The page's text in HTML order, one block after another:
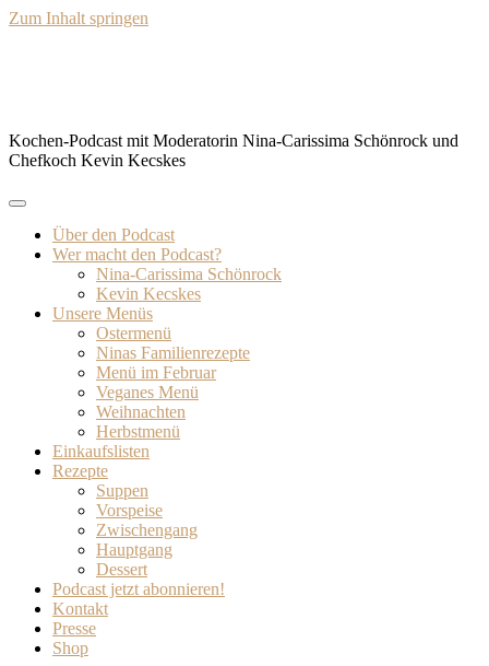
Zum Inhalt springen
Kochen-Podcast mit Moderatorin Nina-Carissima Schönrock und
Chefkoch Kevin Kecskes
Über den Podcast
Wer macht den Podcast?
Nina-Carissima Schönrock
Kevin Kecskes
Unsere Menüs
Ostermenü
Ninas Familienrezepte
Menü im Februar
Veganes Menü
Weihnachten
Herbstmenü
Einkaufslisten
Rezepte
Suppen
Vorspeise
Zwischengang
Hauptgang
Dessert
Podcast jetzt abonnieren!
Kontakt
Presse
Shop